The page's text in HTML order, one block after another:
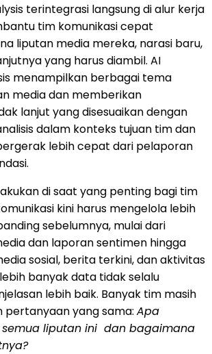
terintegrasi langsung di alur kerja
tim komunikasi cepat
liputan media mereka, narasi baru,
yang harus diambil. AI
menampilkan berbagai tema
media dan memberikan
lanjut yang disesuaikan dengan
dalam konteks tujuan tim dan
lebih cepat dari pelaporan
di saat yang penting bagi tim
kini harus mengelola lebih
sebelumnya, mulai dari
dan laporan sentimen hingga
sosial, berita terkini, dan aktivitas
banyak data tidak selalu
lebih baik. Banyak tim masih
yang sama: Apa
liputan ini dan bagaimana